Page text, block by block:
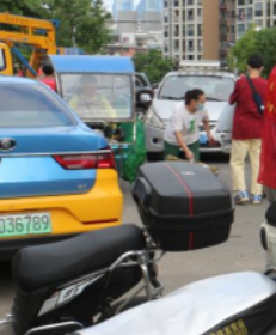
Copyright 2017 All Rights Reserved
地址：福建省福州市上